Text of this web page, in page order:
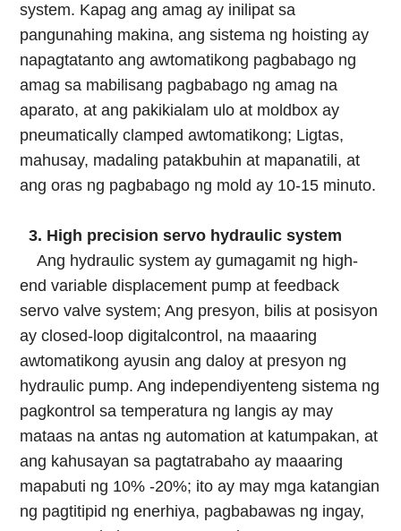
system. Kapag ang amag ay inilipat sa
pangunahing makina, ang sistema ng hoisting ay
napagtatanto ang awtomatikong pagbabago ng
amag sa mabilisang pagbabago ng amag na
aparato, at ang pakikialam ulo at moldbox ay
pneumatically clamped awtomatikong; Ligtas,
mahusay, madaling patakbuhin at mapanatili, at
ang oras ng pagbabago ng mold ay 10-15 minuto.
3. High precision servo hydraulic system
Ang hydraulic system ay gumagamit ng high-
end variable displacement pump at feedback
servo valve system; Ang presyon, bilis at posisyon
ay closed-loop digitalcontrol, na maaaring
awtomatikong ayusin ang daloy at presyon ng
hydraulic pump. Ang independiyenteng sistema ng
pagkontrol sa temperatura ng langis ay may
mataas na antas ng automation at katumpakan, at
ang kahusayan sa pagtatrabaho ay maaaring
mapabuti ng 10% -20%; ito ay may mga katangian
ng pagtitipid ng enerhiya, pagbabawas ng ingay,